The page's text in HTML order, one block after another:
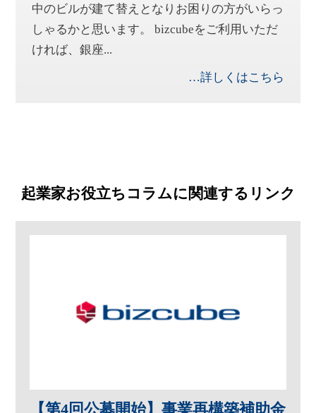
中のビルが建て替えとなりお困りの方がいらっ
しゃるかと思います。 bizcubeをご利用いただ
ければ、銀座...
…詳しくはこちら
起業家お役立ちコラムに関連するリンク
【第4回公募開始】事業再構築補助金